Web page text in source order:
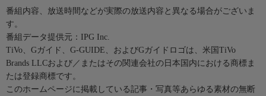
番組内容、放送時間などが実際の放送内容と異なる場合がございま
す。
番組データ提供元：IPG Inc.
TiVo、Gガイド、G-GUIDE、およびGガイドロゴは、米国TiVo
Brands LLCおよび／またはその関連会社の日本国内における商標ま
たは登録商標です。
このホームページに掲載している記事・写真等あらゆる素材の無断